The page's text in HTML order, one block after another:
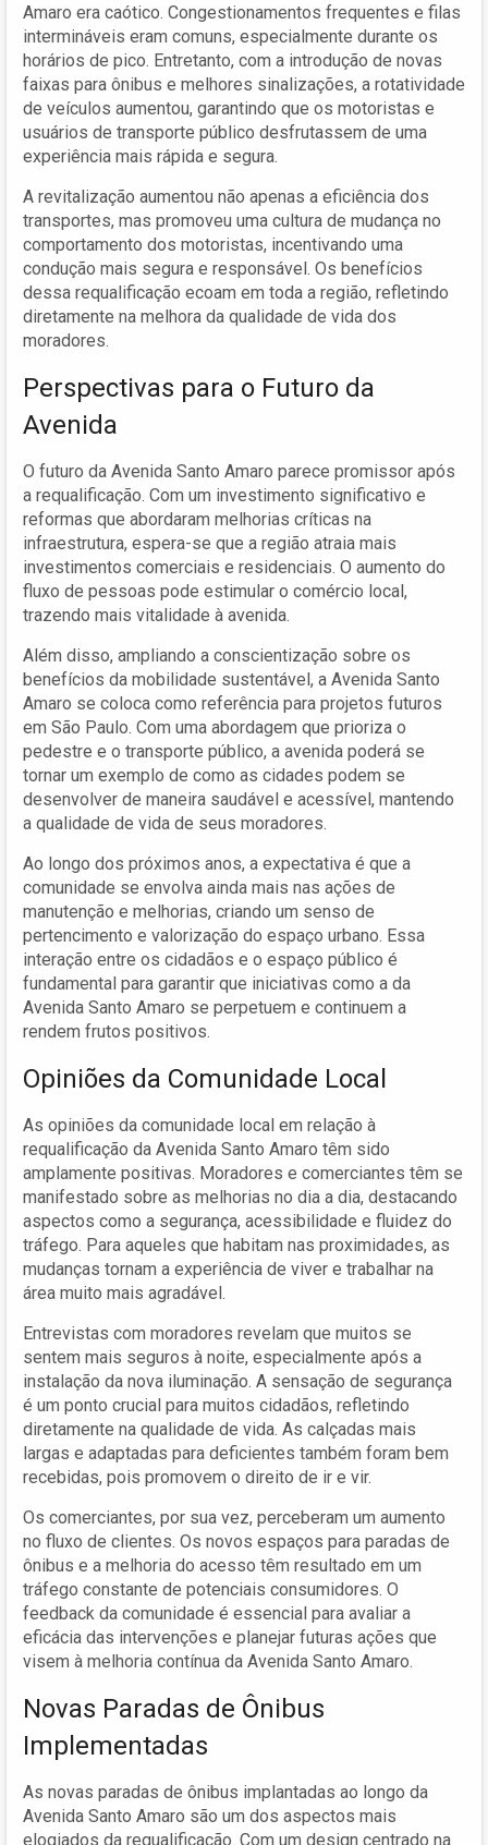
Amaro era caótico. Congestionamentos frequentes e filas
intermináveis eram comuns, especialmente durante os
horários de pico. Entretanto, com a introdução de novas
faixas para ônibus e melhores sinalizações, a rotatividade
de veículos aumentou, garantindo que os motoristas e
usuários de transporte público desfrutassem de uma
experiência mais rápida e segura.
A revitalização aumentou não apenas a eficiência dos
transportes, mas promoveu uma cultura de mudança no
comportamento dos motoristas, incentivando uma
condução mais segura e responsável. Os benefícios
dessa requalificação ecoam em toda a região, refletindo
diretamente na melhora da qualidade de vida dos
moradores.
Perspectivas para o Futuro da
Avenida
O futuro da Avenida Santo Amaro parece promissor após
a requalificação. Com um investimento significativo e
reformas que abordaram melhorias críticas na
infraestrutura, espera-se que a região atraia mais
investimentos comerciais e residenciais. O aumento do
fluxo de pessoas pode estimular o comércio local,
trazendo mais vitalidade à avenida.
Além disso, ampliando a conscientização sobre os
benefícios da mobilidade sustentável, a Avenida Santo
Amaro se coloca como referência para projetos futuros
em São Paulo. Com uma abordagem que prioriza o
pedestre e o transporte público, a avenida poderá se
tornar um exemplo de como as cidades podem se
desenvolver de maneira saudável e acessível, mantendo
a qualidade de vida de seus moradores.
Ao longo dos próximos anos, a expectativa é que a
comunidade se envolva ainda mais nas ações de
manutenção e melhorias, criando um senso de
pertencimento e valorização do espaço urbano. Essa
interação entre os cidadãos e o espaço público é
fundamental para garantir que iniciativas como a da
Avenida Santo Amaro se perpetuem e continuem a
rendem frutos positivos.
Opiniões da Comunidade Local
As opiniões da comunidade local em relação à
requalificação da Avenida Santo Amaro têm sido
amplamente positivas. Moradores e comerciantes têm se
manifestado sobre as melhorias no dia a dia, destacando
aspectos como a segurança, acessibilidade e fluidez do
tráfego. Para aqueles que habitam nas proximidades, as
mudanças tornam a experiência de viver e trabalhar na
área muito mais agradável.
Entrevistas com moradores revelam que muitos se
sentem mais seguros à noite, especialmente após a
instalação da nova iluminação. A sensação de segurança
é um ponto crucial para muitos cidadãos, refletindo
diretamente na qualidade de vida. As calçadas mais
largas e adaptadas para deficientes também foram bem
recebidas, pois promovem o direito de ir e vir.
Os comerciantes, por sua vez, perceberam um aumento
no fluxo de clientes. Os novos espaços para paradas de
ônibus e a melhoria do acesso têm resultado em um
tráfego constante de potenciais consumidores. O
feedback da comunidade é essencial para avaliar a
eficácia das intervenções e planejar futuras ações que
visem à melhoria contínua da Avenida Santo Amaro.
Novas Paradas de Ônibus
Implementadas
As novas paradas de ônibus implantadas ao longo da
Avenida Santo Amaro são um dos aspectos mais
elogiados da requalificação. Com um design centrado na